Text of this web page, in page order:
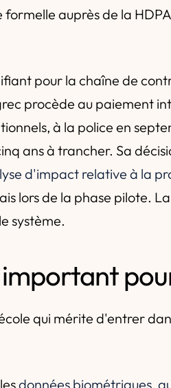
auprès de la
pour la chaîne de
procède au paiement
à la police en
ans à trancher. Sa
d'impact relative à la
lors de la phase pilote.
système.
qui mérite d'entrer
données biométriques,